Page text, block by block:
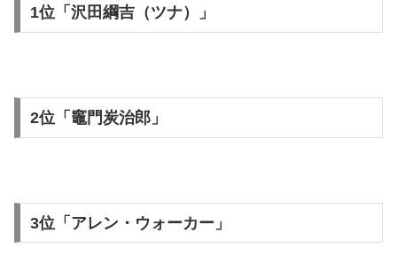
1位「沢田綱吉（ツナ）」
2位「竈門炭治郎」
3位「アレン・ウォーカー」